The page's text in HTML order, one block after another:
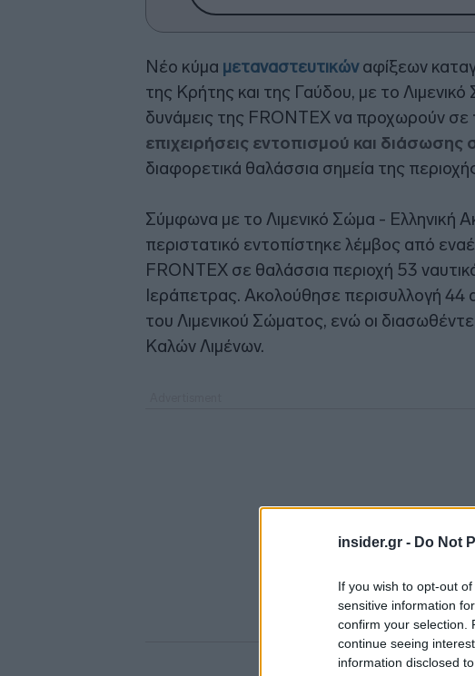
insider.gr - Do Not
If you wish to opt-out
sensitive information
confirm your selection.
continue seeing
information disclosed
Νέο κύμα μεταναστευτικώναφίξεων
της Κρήτης και της Γαύδου, με το
δυνάμεις της FRONTEX να προχωρούν σε
επιχειρήσεις εντοπισμού και
διαφορετικά θαλάσσια σημεία της
Σύμφωνα με το Λιμενικό Σώμα - Ελληνική
περιστατικό εντοπίστηκε λέμβος από
FRONTEX σε θαλάσσια περιοχή 53 ναυτικά
Ιεράπετρας. Ακολούθησε περισυλλογή
του Λιμενικού Σώματος, ενώ οι
Καλών Λιμένων.